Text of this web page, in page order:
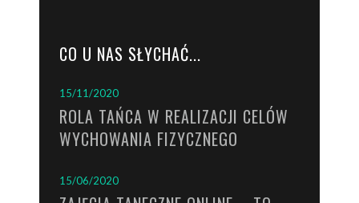
CO U NAS SŁYCHAĆ...
15/11/2020
ROLA TAŃCA W REALIZACJI CELÓW
WYCHOWANIA FIZYCZNEGO
15/06/2020